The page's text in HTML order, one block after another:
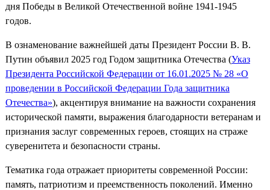
дня Победы в Великой Отечественной войне 1941-1945
годов.
В ознаменование важнейшей даты Президент России В. В.
Путин объявил 2025 год Годом защитника Отечества (Указ
Президента Российской Федерации от 16.01.2025 № 28 «О
проведении в Российской Федерации Года защитника
Отечества»), акцентируя внимание на важности сохранения
исторической памяти, выражения благодарности ветеранам и
признания заслуг современных героев, стоящих на страже
суверенитета и безопасности страны.
Тематика года отражает приоритеты современной России:
память, патриотизм и преемственность поколений. Именно